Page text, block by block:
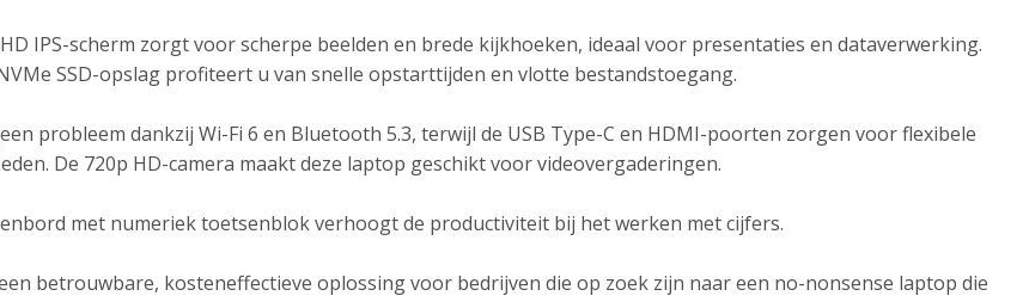
IPS-scherm zorgt voor scherpe beelden en brede kijkhoeken, ideaal voor presentaties en dataverwerking.
SSD-opslag profiteert u van snelle opstarttijden en vlotte bestandstoegang.
probleem dankzij Wi-Fi 6 en Bluetooth 5.3, terwijl de USB Type-C en HDMI-poorten zorgen voor flexibele
De 720p HD-camera maakt deze laptop geschikt voor videovergaderingen.
met numeriek toetsenblok verhoogt de productiviteit bij het werken met cijfers.
een betrouwbare, kosteneffectieve oplossing voor bedrijven die op zoek zijn naar een no-nonsense laptop die